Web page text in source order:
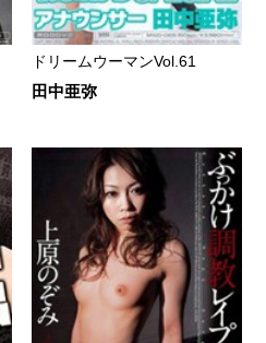
ドリームウーマンVol.61
田中亜弥